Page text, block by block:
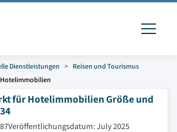
Dienstleistungen
Reisen und Tourismus
für Hotelimmobilien Größe und
Veröffentlichungsdatum: July 2025